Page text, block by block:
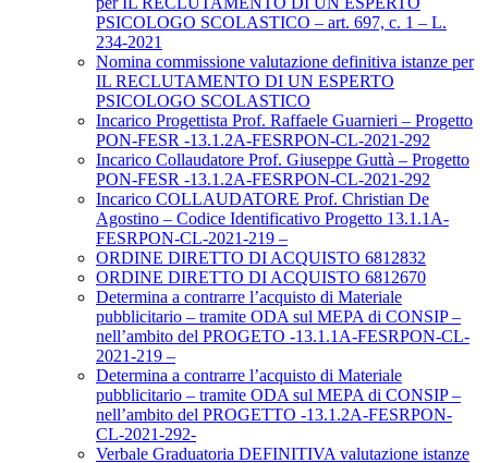
PSICOLOGO SCOLASTICO – art. 697, c. 1 – L.
234-2021
Nomina commissione valutazione definitiva istanze per
IL RECLUTAMENTO DI UN ESPERTO
PSICOLOGO SCOLASTICO
Incarico Progettista Prof. Raffaele Guarnieri – Progetto
PON-FESR -13.1.2A-FESRPON-CL-2021-292
Incarico Collaudatore Prof. Giuseppe Guttà – Progetto
PON-FESR -13.1.2A-FESRPON-CL-2021-292
Incarico COLLAUDATORE Prof. Christian De
Agostino – Codice Identificativo Progetto 13.1.1A-
FESRPON-CL-2021-219 –
ORDINE DIRETTO DI ACQUISTO 6812832
ORDINE DIRETTO DI ACQUISTO 6812670
Determina a contrarre l’acquisto di Materiale
pubblicitario – tramite ODA sul MEPA di CONSIP –
nell’ambito del PROGETO -13.1.1A-FESRPON-CL-
2021-219 –
Determina a contrarre l’acquisto di Materiale
pubblicitario – tramite ODA sul MEPA di CONSIP –
nell’ambito del PROGETTO -13.1.2A-FESRPON-
CL-2021-292-
Verbale Graduatoria DEFINITIVA valutazione istanze